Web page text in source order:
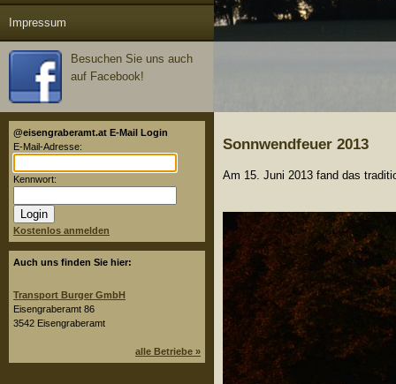
Besuchen Sie uns auch
auf Facebook!
Impressum
@eisengraberamt.at E-Mail Login
E-Mail-Adresse:
Kennwort:
Kostenlos anmelden
Auch uns finden Sie hier:
Transport Burger GmbH
Eisengraberamt 86
3542 Eisengraberamt
alle Betriebe »
Sonnwendfeuer 2013
Am 15. Juni 2013 fand das